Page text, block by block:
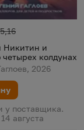
и Легенда
Никитин и
четырех колдунах
2026
у поставщика.
августа